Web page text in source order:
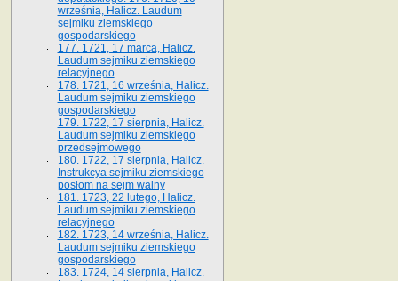
września, Halicz. Laudum
sejmiku ziemskiego
gospodarskiego
177. 1721, 17 marca, Halicz.
Laudum sejmiku ziemskiego
relacyjnego
178. 1721, 16 września, Halicz.
Laudum sejmiku ziemskiego
gospodarskiego
179. 1722, 17 sierpnia, Halicz.
Laudum sejmiku ziemskiego
przedsejmowego
180. 1722, 17 sierpnia, Halicz.
Instrukcya sejmiku ziemskiego
posłom na sejm walny
181. 1723, 22 lutego, Halicz.
Laudum sejmiku ziemskiego
relacyjnego
182. 1723, 14 września, Halicz.
Laudum sejmiku ziemskiego
gospodarskiego
183. 1724, 14 sierpnia, Halicz.